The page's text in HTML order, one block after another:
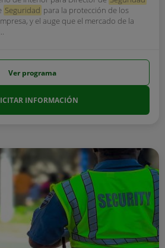
Seguridad para la protección de los
y el auge que el mercado de la
Ver programa
INFORMACIÓN